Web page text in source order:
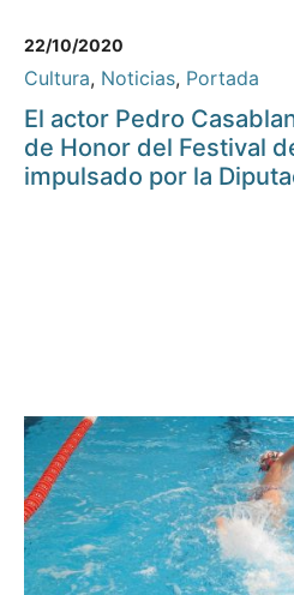
22/10/2020
Cultura, Noticias, Portada
El actor Pedro
de Honor del Festival
impulsado por la